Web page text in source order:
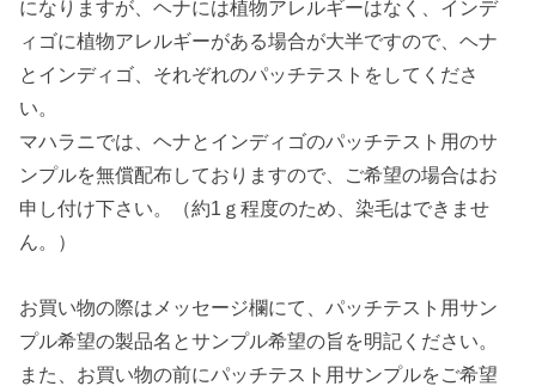
になりますが、ヘナには植物アレルギーはなく、インデ
ィゴに植物アレルギーがある場合が大半ですので、ヘナ
とインディゴ、それぞれのパッチテストをしてくださ
い。
マハラニでは、ヘナとインディゴのパッチテスト用のサ
ンプルを無償配布しておりますので、ご希望の場合はお
申し付け下さい。（約1ｇ程度のため、染毛はできませ
ん。）
お買い物の際はメッセージ欄にて、パッチテスト用サン
プル希望の製品名とサンプル希望の旨を明記ください。
また、お買い物の前にパッチテスト用サンプルをご希望